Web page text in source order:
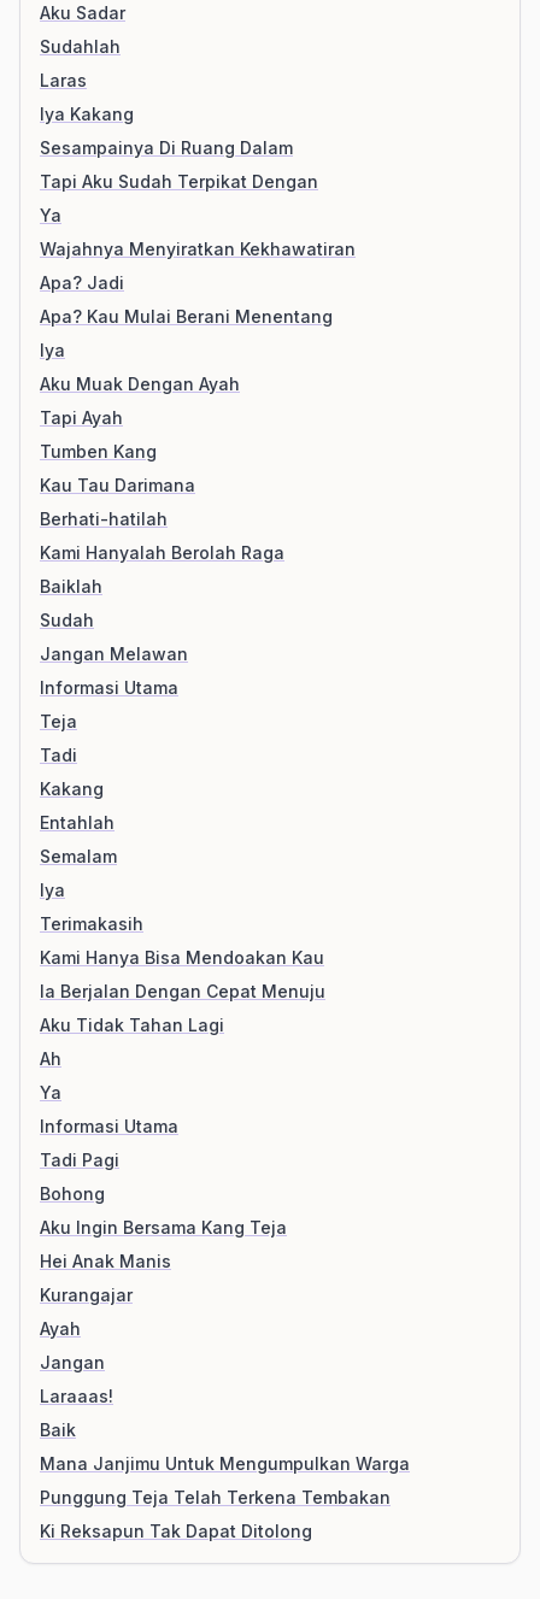
Aku Sadar
Sudahlah
Laras
Iya Kakang
Sesampainya Di Ruang Dalam
Tapi Aku Sudah Terpikat Dengan
Ya
Wajahnya Menyiratkan Kekhawatiran
Apa? Jadi
Apa? Kau Mulai Berani Menentang
Iya
Aku Muak Dengan Ayah
Tapi Ayah
Tumben Kang
Kau Tau Darimana
Berhati-hatilah
Kami Hanyalah Berolah Raga
Baiklah
Sudah
Jangan Melawan
Informasi Utama
Teja
Tadi
Kakang
Entahlah
Semalam
Iya
Terimakasih
Kami Hanya Bisa Mendoakan Kau
Ia Berjalan Dengan Cepat Menuju
Aku Tidak Tahan Lagi
Ah
Ya
Informasi Utama
Tadi Pagi
Bohong
Aku Ingin Bersama Kang Teja
Hei Anak Manis
Kurangajar
Ayah
Jangan
Laraaas!
Baik
Mana Janjimu Untuk Mengumpulkan Warga
Punggung Teja Telah Terkena Tembakan
Ki Reksapun Tak Dapat Ditolong